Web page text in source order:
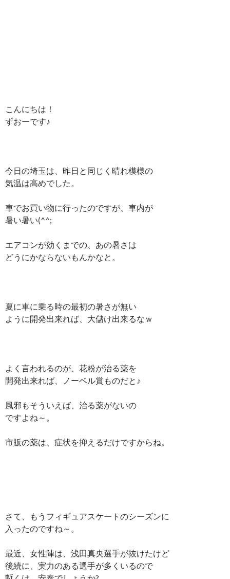
こんにちは！
ずおーです♪
今日の埼玉は、昨日と同じく晴れ模様の
気温は高めでした。
車でお買い物に行ったのですが、車内が
暑い暑い(^^;
エアコンが効くまでの、あの暑さは
どうにかならないもんかなと。
夏に車に乗る時の最初の暑さが無い
ように開発出来れば、大儲け出来るなｗ
よく言われるのが、花粉が治る薬を
開発出来れば、ノーベル賞ものだと♪
風邪もそういえば、治る薬がないの
ですよね～。
市販の薬は、症状を抑えるだけですからね。
さて、もうフィギュアスケートのシーズンに
入ったのですね～。
最近、女性陣は、浅田真央選手が抜けたけど
後続に、実力のある選手が多くいるので